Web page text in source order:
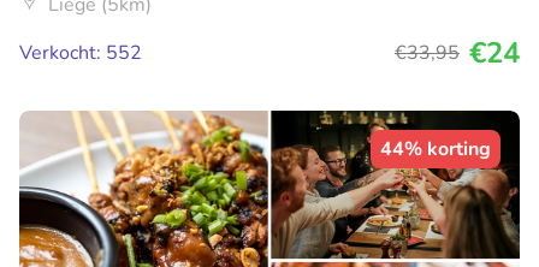
Verkocht: 552
€33,95 €24
44% korting